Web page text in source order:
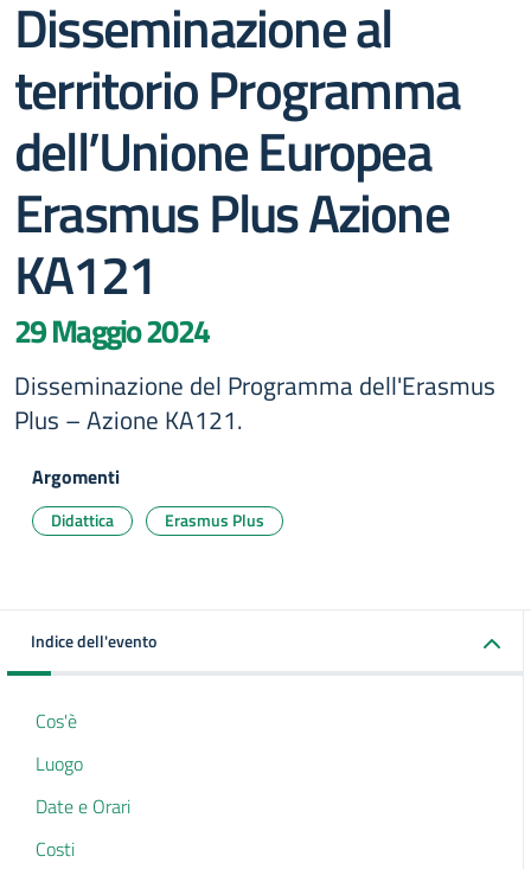
Disseminazione al
territorio Programma
dell’Unione Europea
Erasmus Plus Azione
KA121
29 Maggio 2024
Disseminazione del Programma dell'Erasmus
Plus – Azione KA121.
Argomenti
Didattica Erasmus Plus
Indice dell'evento
Cos'è
Luogo
Date e Orari
Costi